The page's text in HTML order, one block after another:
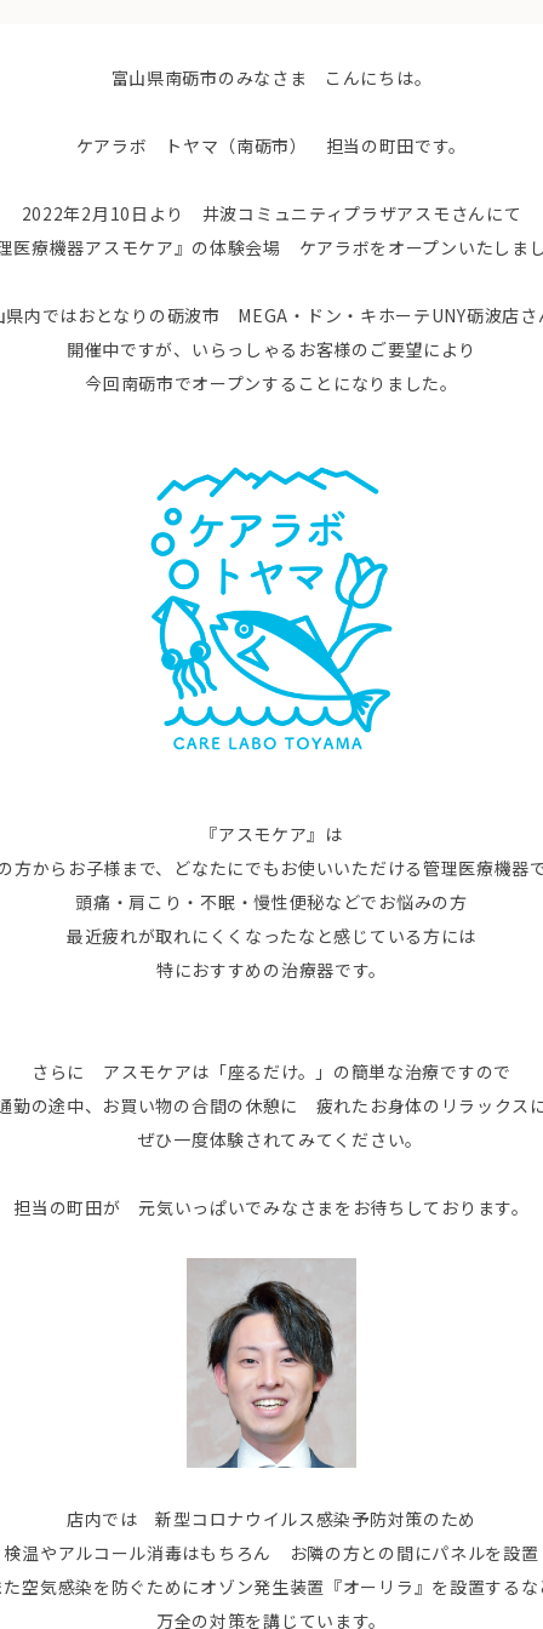
富山県南砺市のみなさま こんにちは。
ケアラボ トヤマ（南砺市） 担当の町田です。
2022年2月10日より 井波コミュニティプラザアスモさんにて
医療機器アスモケア』の体験会場 ケアラボをオープンいたしま
県内ではおとなりの砺波市 MEGA・ドン・キホーテUNY砺波店さ
開催中ですが、いらっしゃるお客様のご要望により
今回南砺市でオープンすることになりました。
『アスモケア』は
方からお子様まで、どなたにでもお使いいただける管理医療機器
頭痛・肩こり・不眠・慢性便秘などでお悩みの方
最近疲れが取れにくくなったなと感じている方には
特におすすめの治療器です。
さらに アスモケアは「座るだけ。」の簡単な治療ですので
勤の途中、お買い物の合間の休憩に 疲れたお身体のリラックス
ぜひ一度体験されてみてください。
担当の町田が 元気いっぱいでみなさまをお待ちしております。
店内では 新型コロナウイルス感染予防対策のため
検温やアルコール消毒はもちろん お隣の方との間にパネルを設置
た空気感染を防ぐためにオゾン発生装置『オーリラ』を設置するな
万全の対策を講じています。